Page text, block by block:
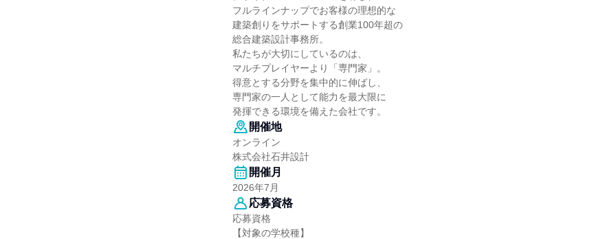
フルラインナップでお客様の理想的な
建築創りをサポートする創業100年超の
総合建築設計事務所。
私たちが大切にしているのは、
マルチプレイヤーより「専門家」。
得意とする分野を集中的に伸ばし、
専門家の一人として能力を最大限に
発揮できる環境を備えた会社です。
開催地
オンライン
株式会社石井設計
開催月
2026年7月
応募資格
応募資格
【対象の学校種】